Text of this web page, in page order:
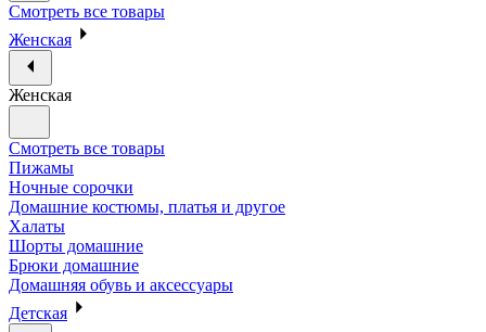
Смотреть все товары
Женская
Женская
Смотреть все товары
Пижамы
Ночные сорочки
Домашние костюмы, платья и другое
Халаты
Шорты домашние
Брюки домашние
Домашняя обувь и аксессуары
Детская